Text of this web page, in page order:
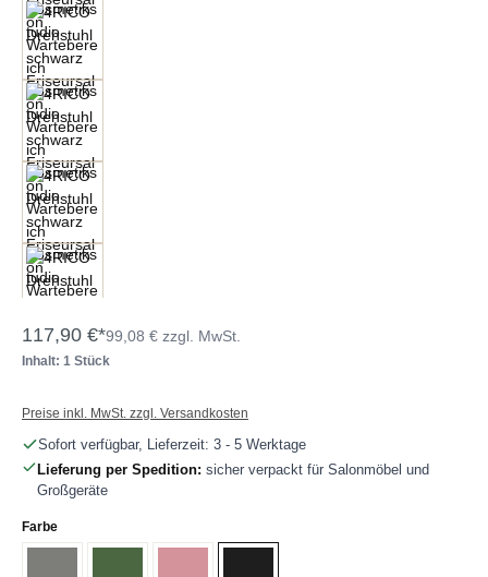
117,90 €*99,08 € zzgl. MwSt.
Inhalt: 1 Stück
Preise inkl. MwSt. zzgl. Versandkosten
Sofort verfügbar, Lieferzeit: 3 - 5 Werktage
Lieferung per Spedition: sicher verpackt für Salonmöbel und
Großgeräte
Farbeauswählen